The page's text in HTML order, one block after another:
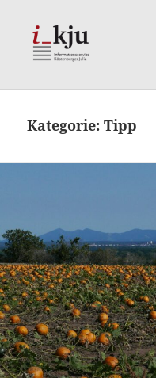
Kategorie:Tipp